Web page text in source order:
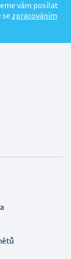
vám posílat
zpracováním